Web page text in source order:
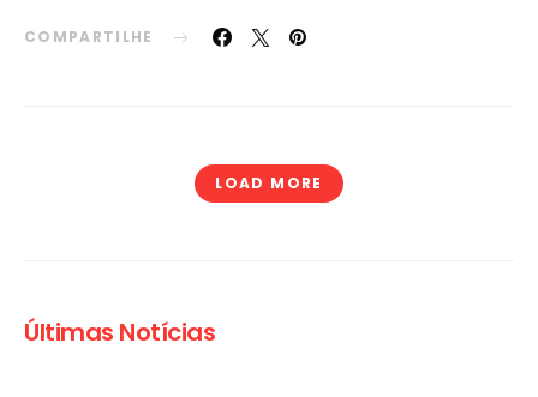
COMPARTILHE
LOAD MORE
Últimas Notícias